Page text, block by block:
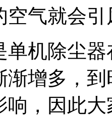
空气就会
单机除尘
渐增多，
响，因此